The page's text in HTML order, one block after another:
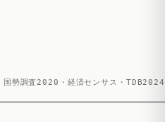
国勢調査2020・経済センサス・TDB2024